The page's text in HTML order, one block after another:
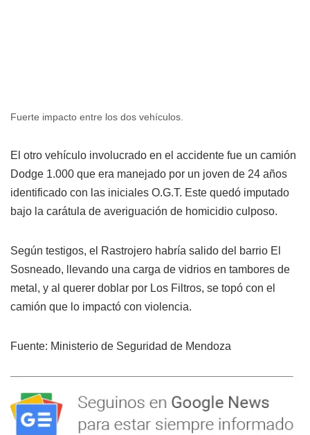
Fuerte impacto entre los dos vehículos.
El otro vehículo involucrado en el accidente fue un camión
Dodge 1.000 que era manejado por un joven de 24 años
identificado con las iniciales O.G.T. Este quedó imputado
bajo la carátula de averiguación de homicidio culposo.
Según testigos, el Rastrojero habría salido del barrio El
Sosneado, llevando una carga de vidrios en tambores de
metal, y al querer doblar por Los Filtros, se topó con el
camión que lo impactó con violencia.
Fuente: Ministerio de Seguridad de Mendoza